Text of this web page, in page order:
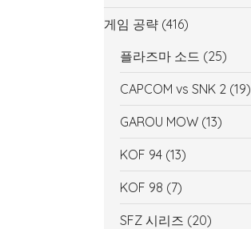
게임 공략(416)
플라즈마 소드 (25)
CAPCOM vs SNK 2(19)
GAROU MOW(13)
KOF 94(13)
KOF 98 (7)
SFZ 시리즈 (20)